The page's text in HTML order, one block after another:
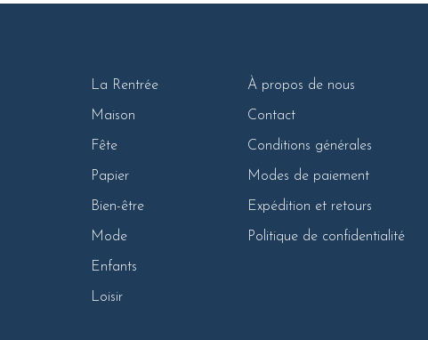
La Rentrée
Maison
Fête
Papier
Bien-être
Mode
Enfants
Loisir
À propos de nous
Contact
Conditions générales
Modes de paiement
Expédition et retours
Politique de confidentialité